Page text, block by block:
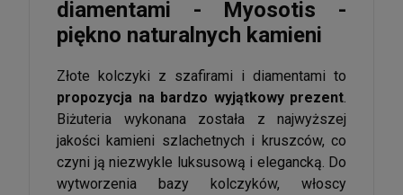
diamentami - Myosotis -
piękno naturalnych kamieni
Złote kolczyki z szafirami i diamentami to
propozycja na bardzo wyjątkowy prezent.
Biżuteria wykonana została z najwyższej
jakości kamieni szlachetnych i kruszców, co
czyni ją niezwykle luksusową i elegancką. Do
wytworzenia bazy kolczyków, włoscy